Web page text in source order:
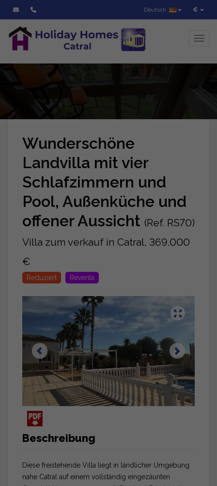
€
Deutsch
Wunderschöne
Landvilla mit vier
Schlafzimmern und
Pool, Außenküche und
offener Aussicht (Ref. RS70)
Villa zum verkauf in Catral, 369.000
€
Reduziert Reventa
Beschreibung
Diese freistehende Villa liegt in ländlicher Umgebung
nahe Catral auf einem vollständig eingezäunten